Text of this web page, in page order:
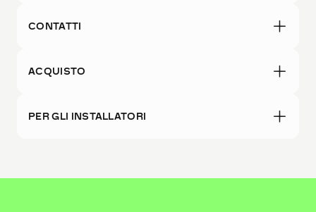
CONTATTI
ACQUISTO
PER GLI INSTALLATORI